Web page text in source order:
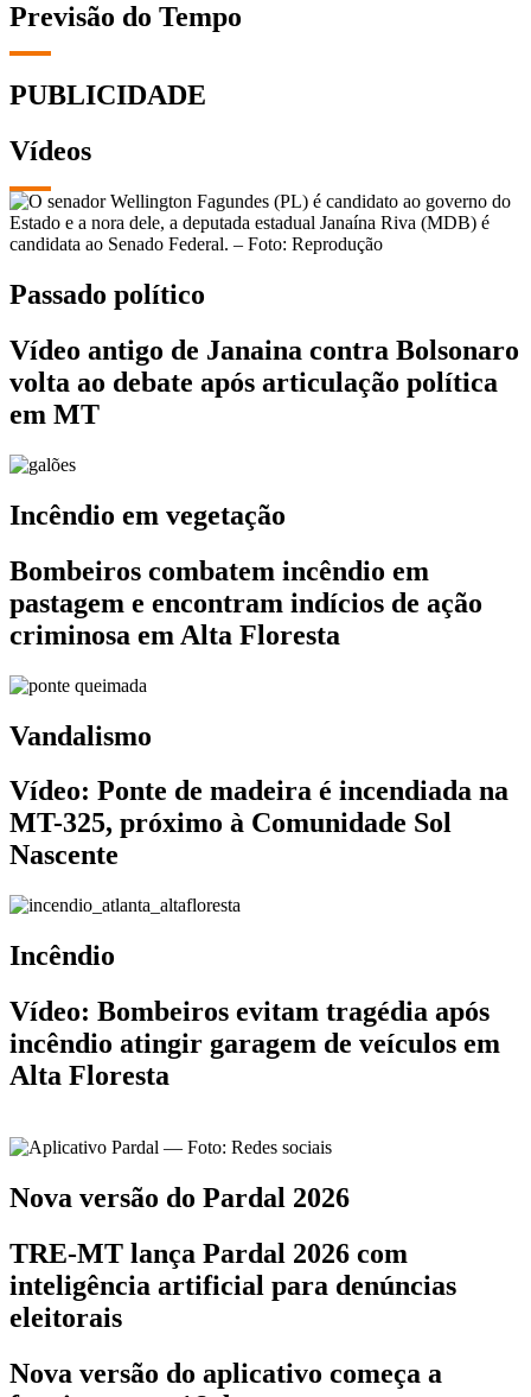
Previsão do Tempo
PUBLICIDADE
Vídeos
Passado político
Vídeo antigo de Janaina contra Bolsonaro
volta ao debate após articulação política
em MT
Incêndio em vegetação
Bombeiros combatem incêndio em
pastagem e encontram indícios de ação
criminosa em Alta Floresta
Vandalismo
Vídeo: Ponte de madeira é incendiada na
MT-325, próximo à Comunidade Sol
Nascente
Incêndio
Vídeo: Bombeiros evitam tragédia após
incêndio atingir garagem de veículos em
Alta Floresta
Nova versão do Pardal 2026
TRE-MT lança Pardal 2026 com
inteligência artificial para denúncias
eleitorais
Nova versão do aplicativo começa a